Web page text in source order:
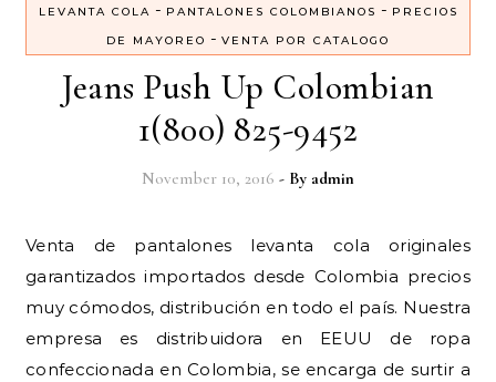
LEVANTA COLA - PANTALONES COLOMBIANOS - PRECIOS
DE MAYOREO - VENTA POR CATALOGO
Jeans Push Up Colombian
1(800) 825-9452
November 10, 2016 - By admin
Venta de pantalones levanta cola originales
garantizados importados desde Colombia precios
muy cómodos, distribución en todo el país. Nuestra
empresa es distribuidora en EEUU de ropa
confeccionada en Colombia, se encarga de surtir a